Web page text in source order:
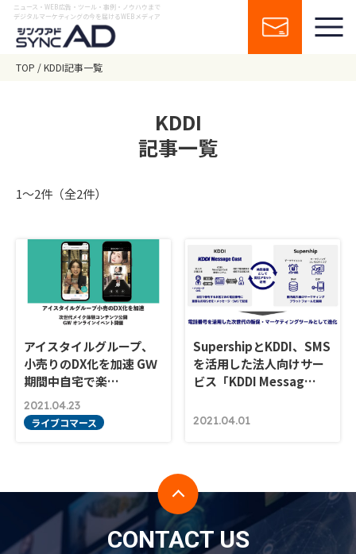
ニュース・WEB広告・ツール・事例・ノウハウまで
デジタルマーケティングの今を届けるWEBメディア
TOP KDDI記事一覧
KDDI
記事一覧
1〜2件（全2件）
アイスタイルグループ、
小売りのDX化を加速 GＷ
期間中自宅で楽…
2021.04.23
ライブコマース
SupershipとKDDI、SMS
を活用した法人向けサー
ビス「KDDI Messag…
2021.04.01
CONTACT US